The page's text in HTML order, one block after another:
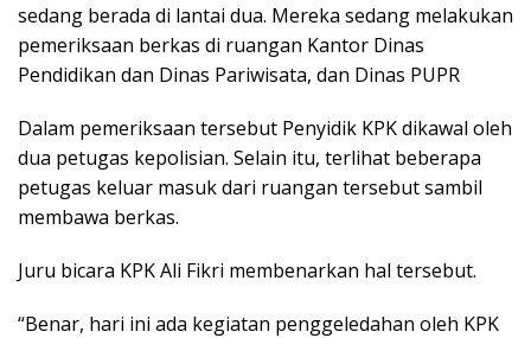
sedang berada di lantai dua. Mereka sedang melakukan
pemeriksaan berkas di ruangan Kantor Dinas
Pendidikan dan Dinas Pariwisata, dan Dinas PUPR
Dalam pemeriksaan tersebut Penyidik KPK dikawal oleh
dua petugas kepolisian. Selain itu, terlihat beberapa
petugas keluar masuk dari ruangan tersebut sambil
membawa berkas.
Juru bicara KPK Ali Fikri membenarkan hal tersebut.
“Benar, hari ini ada kegiatan penggeledahan oleh KPK